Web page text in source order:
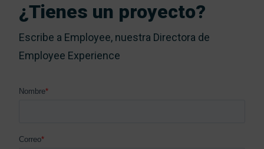
¿Tienes un proyecto?
Escribe a Employee, nuestra Directora de
Employee Experience